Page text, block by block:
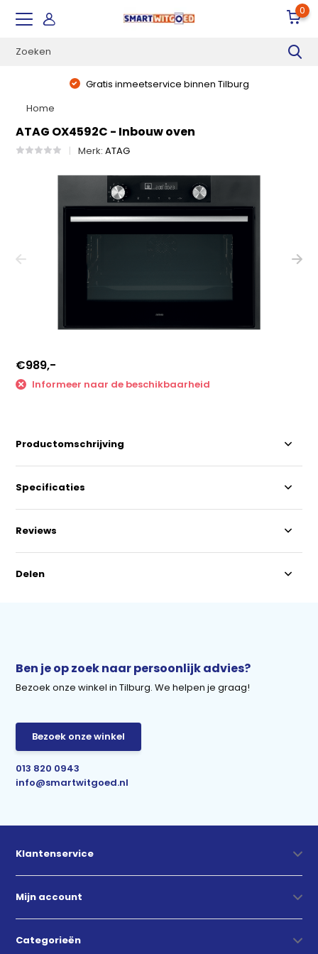
0
Gratis inmeetservice binnen Tilburg
Home
ATAG OX4592C - Inbouw oven
Merk:ATAG
€989,-
Informeer naar de beschikbaarheid
Productomschrijving
Specificaties
Reviews
Delen
Ben je op zoek naar persoonlijk advies?
Bezoek onze winkel in Tilburg. We helpen je graag!
Bezoek onze winkel
013 820 0943
info@smartwitgoed.nl
Klantenservice
Mijn account
Categorieën